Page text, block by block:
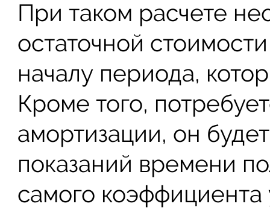
При таком расчете
остаточной
началу периода,
Кроме того,
амортизации, он
показаний времени
самого коэффициента